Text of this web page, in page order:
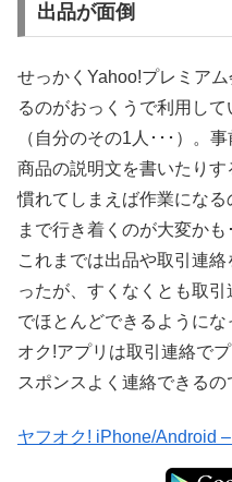
出品が面倒
せっかくYahoo!プレミア
るのがおっくうで利用し
（自分のその1人･･･）。
商品の説明文を書いたり
慣れてしまえば作業にな
まで行き着くのが大変かも･
これまでは出品や取引連
ったが、すくなくとも取
でほとんどできるように
オク!アプリは取引連絡で
スポンスよく連絡できるの
ヤフオク! iPhone/Android